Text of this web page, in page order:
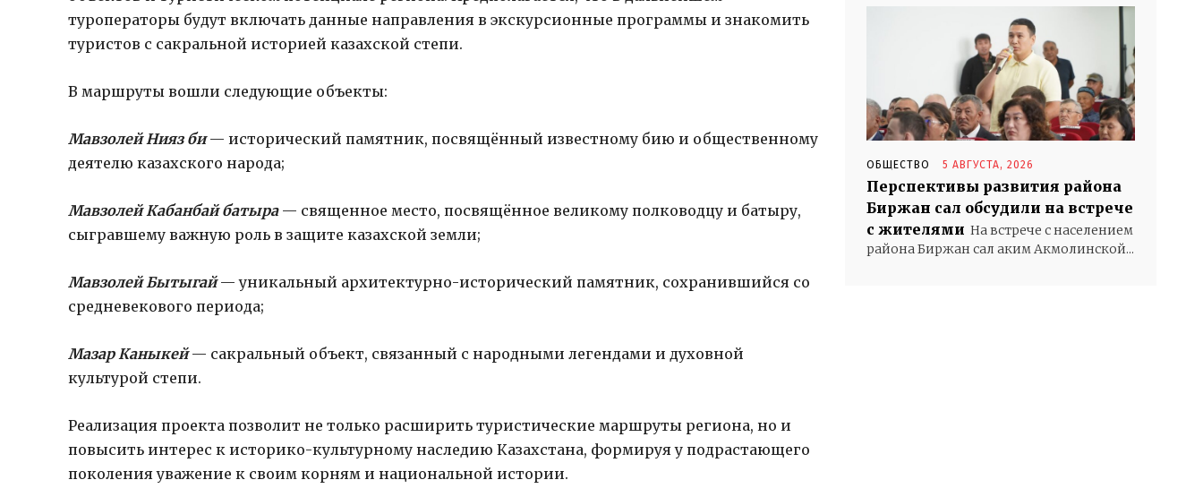
туроператоры будут включать данные направления в экскурсионные программы и знакомить
туристов с сакральной историей казахской степи.
В маршруты вошли следующие объекты:
Мавзолей Нияз би— исторический памятник, посвящённый известному бию и общественному
деятелю казахского народа;
Мавзолей Кабанбай батыра— священное место, посвящённое великому полководцу и батыру,
сыгравшему важную роль в защите казахской земли;
Мавзолей Бытыгай— уникальный архитектурно-исторический памятник, сохранившийся со
средневекового периода;
Мазар Каныкей— сакральный объект, связанный с народными легендами и духовной
культурой степи.
Реализация проекта позволит не только расширить туристические маршруты региона, но и
повысить интерес к историко-культурному наследию Казахстана, формируя у подрастающего
поколения уважение к своим корням и национальной истории.
ОБЩЕСТВО 5 АВГУСТА, 2026
Перспективы развития района
Биржан сал обсудили на встрече
с жителями На встрече с населением
района Биржан сал аким Акмолинской...